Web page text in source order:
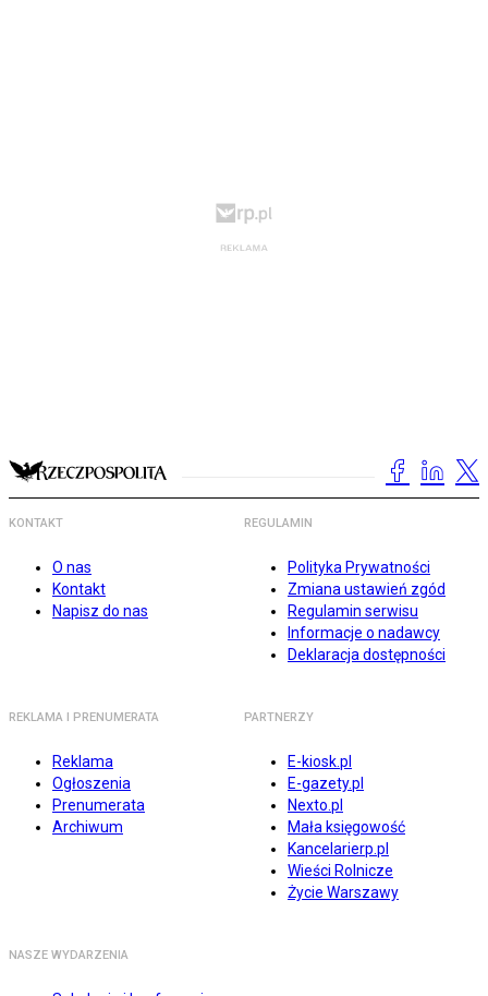
KONTAKT
O nas
Kontakt
Napisz do nas
REGULAMIN
Polityka Prywatności
Zmiana ustawień zgód
Regulamin serwisu
Informacje o nadawcy
Deklaracja dostępności
REKLAMA I PRENUMERATA
Reklama
Ogłoszenia
Prenumerata
Archiwum
PARTNERZY
E-kiosk.pl
E-gazety.pl
Nexto.pl
Mała księgowość
Kancelarierp.pl
Wieści Rolnicze
Życie Warszawy
NASZE WYDARZENIA